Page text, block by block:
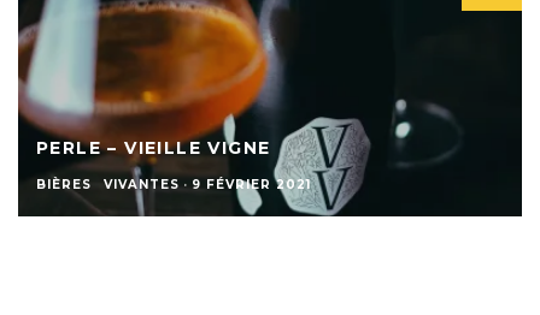
PERLE – VIEILLE VIGNE
BIÈRES VIVANTES · 9 FÉVRIER 2021